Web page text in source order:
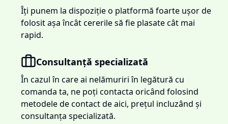
Îți punem la dispoziție o platformă foarte ușor de
folosit așa încât cererile să fie plasate cât mai
rapid.
Consultanță specializată
În cazul în care ai nelămuriri în legătură cu
comanda ta, ne poți contacta oricând folosind
metodele de contact de aici, prețul incluzând și
consultanța specializată.